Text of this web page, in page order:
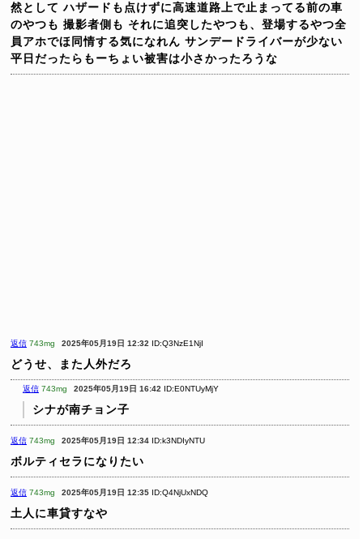
然として ハザードも点けずに高速道路上で止まってる前の車
のやつも 撮影者側も それに追突したやつも、登場するやつ全
員アホでほ同情する気になれん サンデードライバーが少ない
平日だったらもーちょい被害は小さかったろうな
返信 743mg 2025年05月19日 12:32 ID:Q3NzE1NjI
どうせ、また人外だろ
返信 743mg 2025年05月19日 16:42 ID:E0NTUyMjY
シナが南チョン子
返信 743mg 2025年05月19日 12:34 ID:k3NDIyNTU
ボルティセラになりたい
返信 743mg 2025年05月19日 12:35 ID:Q4NjUxNDQ
土人に車貸すなや